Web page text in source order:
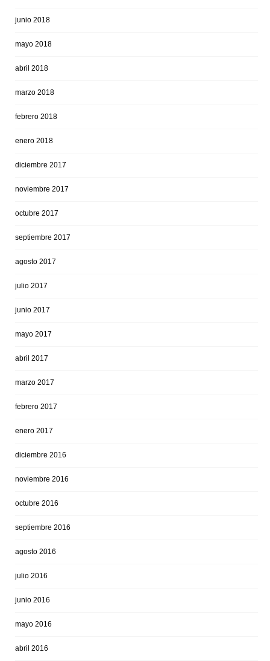
junio 2018
mayo 2018
abril 2018
marzo 2018
febrero 2018
enero 2018
diciembre 2017
noviembre 2017
octubre 2017
septiembre 2017
agosto 2017
julio 2017
junio 2017
mayo 2017
abril 2017
marzo 2017
febrero 2017
enero 2017
diciembre 2016
noviembre 2016
octubre 2016
septiembre 2016
agosto 2016
julio 2016
junio 2016
mayo 2016
abril 2016